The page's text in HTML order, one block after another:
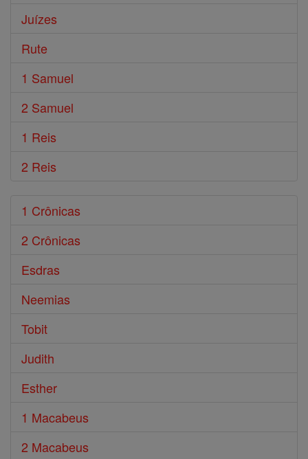
Juízes
Rute
1 Samuel
2 Samuel
1 Reis
2 Reis
1 Crônicas
2 Crônicas
Esdras
Neemias
Tobit
Judith
Esther
1 Macabeus
2 Macabeus